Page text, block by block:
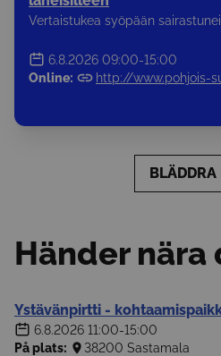
Vertaistukea syöpään
6.8.2026 09:00-15:00
Online:
http://www.pohjois-
BLÄDDRA
Händer nära
Ystävänpirtti -
6.8.2026 11:00-15:00
På plats:
38200 Sastamala